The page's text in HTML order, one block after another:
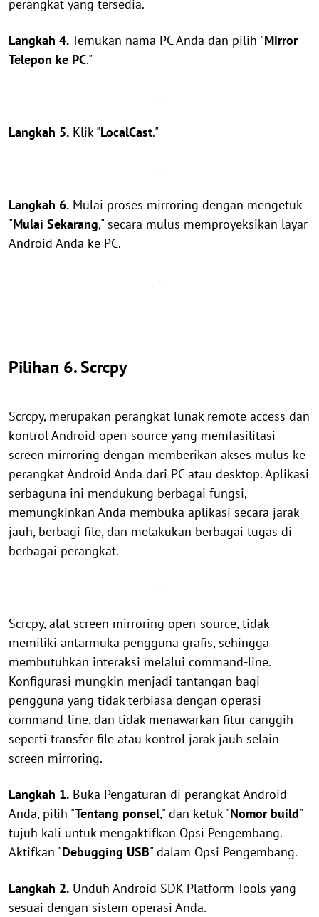
perangkat yang tersedia.
Langkah 4.Temukan nama PC Anda dan pilih "Mirror
Telepon ke PC."
Langkah 5. Klik "LocalCast."
Langkah 6. Mulai proses mirroring dengan mengetuk
"Mulai Sekarang," secara mulus memproyeksikan layar
Android Anda ke PC.
Pilihan 6. Scrcpy
Scrcpy, merupakan perangkat lunak remote access dan
kontrol Android open-source yang memfasilitasi
screen mirroring dengan memberikan akses mulus ke
perangkat Android Anda dari PC atau desktop. Aplikasi
serbaguna ini mendukung berbagai fungsi,
memungkinkan Anda membuka aplikasi secara jarak
jauh, berbagi file, dan melakukan berbagai tugas di
berbagai perangkat.
Scrcpy, alat screen mirroring open-source, tidak
memiliki antarmuka pengguna grafis, sehingga
membutuhkan interaksi melalui command-line.
Konfigurasi mungkin menjadi tantangan bagi
pengguna yang tidak terbiasa dengan operasi
command-line, dan tidak menawarkan fitur canggih
seperti transfer file atau kontrol jarak jauh selain
screen mirroring.
Langkah 1. Buka Pengaturan di perangkat Android
Anda, pilih "Tentang ponsel," dan ketuk "Nomor build"
tujuh kali untuk mengaktifkan Opsi Pengembang.
Aktifkan "Debugging USB" dalam Opsi Pengembang.
Langkah 2. Unduh Android SDK Platform Tools yang
sesuai dengan sistem operasi Anda.